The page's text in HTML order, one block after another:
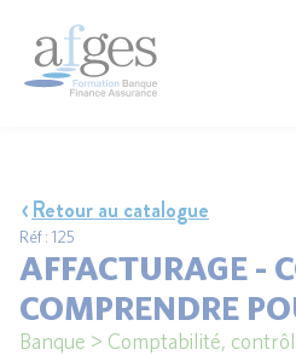
Retour au catalogue
Réf : 125
AFFACTURAGE -
COMPRENDRE
Banque > Comptabilité,